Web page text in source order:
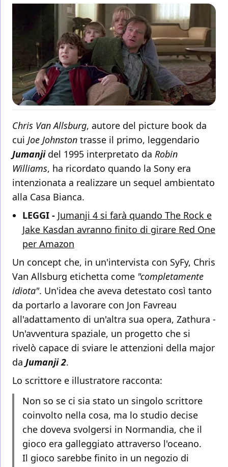
Chris Van Allsburg, autore del picture book da
cui Joe Johnston trasse il primo, leggendario
Jumanjidel 1995 interpretato da Robin
Williams, ha ricordato quando la Sony era
intenzionata a realizzare un sequel ambientato
alla Casa Bianca.
LEGGI - Jumanji 4 si farà quando The Rock e
Jake Kasdan avranno finito di girare Red One
per Amazon
Un concept che, in un'intervista con SyFy, Chris
Van Allsburg etichetta come "completamente
idiota". Un'idea che aveva detestato così tanto
da portarlo a lavorare con Jon Favreau
all'adattamento di un'altra sua opera, Zathura -
Un'avventura spaziale, un progetto che si
rivelò capace di sviare le attenzioni della major
da Jumanji 2.
Lo scrittore e illustratore racconta:
Non so se ci sia stato un singolo scrittore
coinvolto nella cosa, ma lo studio decise
che doveva svolgersi in Normandia, che il
gioco era galleggiato attraverso l'oceano.
Il gioco sarebbe finito in un negozio di